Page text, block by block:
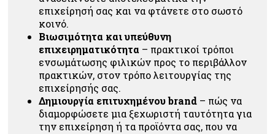
επιχείρησή σας και να φτάνετε στο σωστό
κοινό.
Βιωσιμότητα και υπεύθυνη
επιχειρηματικότητα – πρακτικοί τρόποι
ενσωμάτωσης φιλικών προς το περιβάλλον
πρακτικών, στον τρόπο λειτουργίας της
επιχείρησής σας.
Δημιουργία επιτυχημένου brand – πώς να
διαμορφώσετε μια ξεχωριστή ταυτότητα για
την επιχείρηση ή τα προϊόντα σας, που να